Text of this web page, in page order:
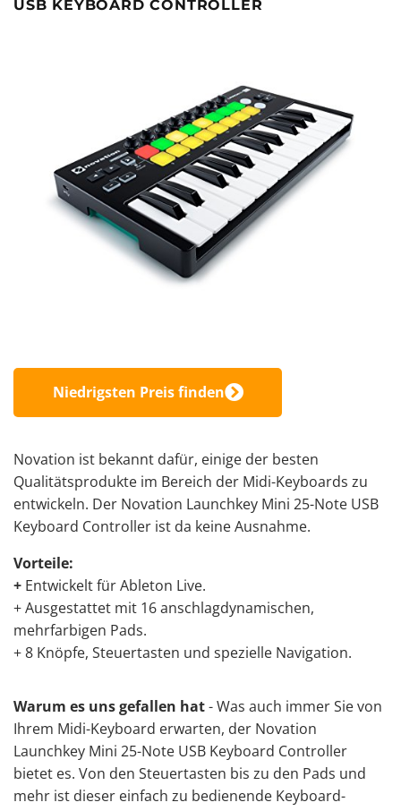
USB KEYBOARD CONTROLLER
Niedrigsten Preis finden
Novation ist bekannt dafür, einige der besten
Qualitätsprodukte im Bereich der Midi-Keyboards zu
entwickeln. Der Novation Launchkey Mini 25-Note USB
Keyboard Controller ist da keine Ausnahme.
Vorteile:
+ Entwickelt für Ableton Live.
+ Ausgestattet mit 16 anschlagdynamischen,
mehrfarbigen Pads.
+ 8 Knöpfe, Steuertasten und spezielle Navigation.
Warum es uns gefallen hat- Was auch immer Sie von
Ihrem Midi-Keyboard erwarten, der Novation
Launchkey Mini 25-Note USB Keyboard Controller
bietet es. Von den Steuertasten bis zu den Pads und
mehr ist dieser einfach zu bedienende Keyboard-